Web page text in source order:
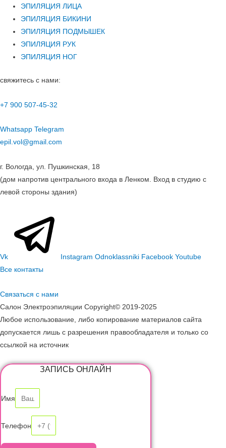
ЭПИЛЯЦИЯ ЛИЦА
ЭПИЛЯЦИЯ БИКИНИ
ЭПИЛЯЦИЯ ПОДМЫШЕК
ЭПИЛЯЦИЯ РУК
ЭПИЛЯЦИЯ НОГ
свяжитесь с нами:
+7 900 507-45-32
Whatsapp Telegram
epil.vol@gmail.com
г. Вологда, ул. Пушкинская, 18
(дом напротив центрального входа в Ленком. Вход в студию с
левой стороны здания)
Vk Instagram Odnoklassniki Facebook Youtube
Все контакты
Связаться с нами
Салон Электроэпиляции Copyright© 2019-2025
Любое использование, либо копирование материалов сайта
допускается лишь с разрешения правообладателя и только со
ссылкой на источник
ЗАПИСЬ ОНЛАЙН
Имя
Телефон